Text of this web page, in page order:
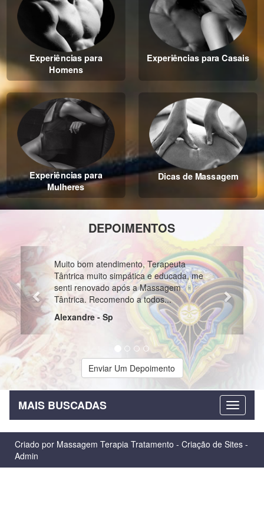
Experiências para
Homens
Experiências para Casais
Experiências para
Mulheres
Dicas de Massagem
DEPOIMENTOS
Muito bom atendimento, Terapeuta
Tântrica muito simpática e educada, me
senti renovado após a Massagem
Tântrica. Recomendo a todos...
Alexandre - Sp
Previous Next
Enviar Um Depoimento
MAIS BUSCADAS
Criado por Massagem Terapia Tratamento - Criação de Sites -
Admin